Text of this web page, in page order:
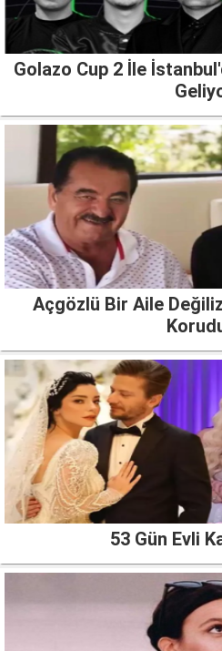
Golazo Cup 2 İle
Açgözlü Bir Aile
53 Gün Evli